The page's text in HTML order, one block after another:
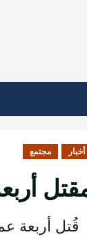
أخبار مجتمع
قُتل أربعة